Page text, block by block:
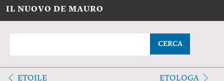
IL NUOVO DE MAURO
CERCA
ETOILE ETOLOGA